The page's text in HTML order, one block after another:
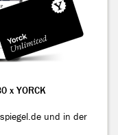
x YORCK
und in der